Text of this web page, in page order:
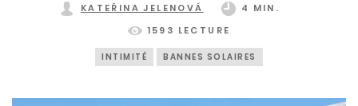
KATEŘINA JELENOVÁ
4 MIN.
1593 LECTURE
INTIMITÉ BANNES SOLAIRES